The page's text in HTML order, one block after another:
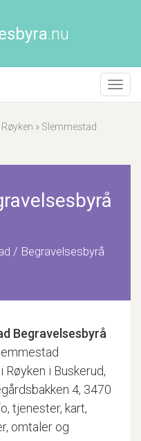
.nu
Røyken » Slemmestad
/ Begravelsesbyrå
Begravelsesbyrå
i Buskerud,
4, 3470
tjenester, kart,
omtaler og